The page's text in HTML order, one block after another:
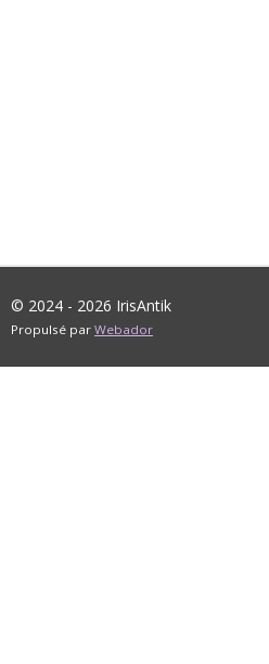
© 2024 - 2026 IrisAntik
Propulsé par Webador